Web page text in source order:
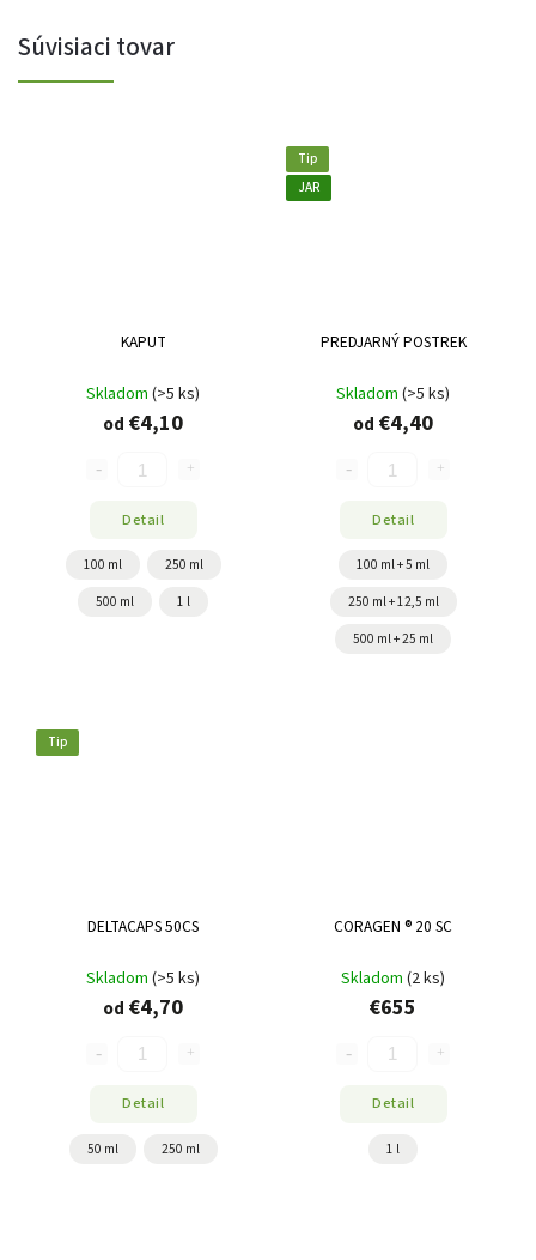
Súvisiaci tovar
KAPUT
Skladom (>5 ks)
od €4,10
Detail
100 ml 250 ml
500 ml 1 l
Tip
JAR
PREDJARNÝ POSTREK
Skladom (>5 ks)
od €4,40
Detail
100 ml + 5 ml
250 ml + 12,5 ml
500 ml + 25 ml
Tip
DELTACAPS 50CS
Skladom (>5 ks)
od €4,70
Detail
50 ml 250 ml
CORAGEN ® 20 SC
Skladom (2 ks)
€655
Detail
1 l